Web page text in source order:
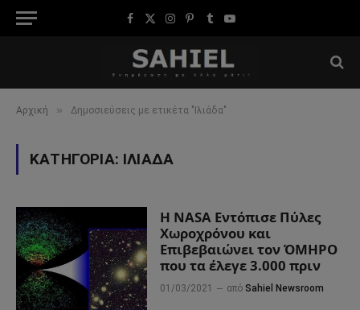
Facebook
X
Instagram
Pinterest
TumblrYouTube
Αρχική » Δημοσιεύσεις με ετικέτα "Ιλιάδα"
ΚΑΤΗΓΟΡΊΑ: ΙΛΙΆΔΑ
Η NASA Εντόπισε Πύλες
Χωροχρόνου και
Επιβεβαιώνει τον ΌΜΗΡΟ
που τα έλεγε 3.000 πριν
01/03/2021 από Sahiel Newsroom